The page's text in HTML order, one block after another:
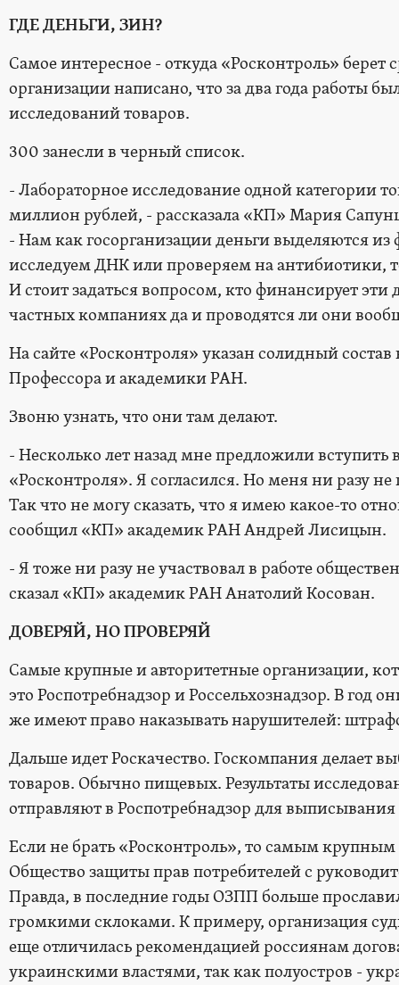
ГДЕ ДЕНЬГИ, ЗИН?
Самое интересное - откуда «Росконтроль» берет
организации написано, что за два года работы
исследований товаров.
300 занесли в черный список.
- Лабораторное исследование одной категории
миллион рублей, - рассказала «КП» Мария
- Нам как госорганизации деньги выделяются
исследуем ДНК или проверяем на антибиотики,
И стоит задаться вопросом, кто финансирует
частных компаниях да и проводятся ли они
На сайте «Росконтроля» указан солидный состав
Профессора и академики РАН.
Звоню узнать, что они там делают.
- Несколько лет назад мне предложили вступить
«Росконтроля». Я согласился. Но меня ни разу
Так что не могу сказать, что я имею какое-то
сообщил «КП» академик РАН Андрей Лисицын.
- Я тоже ни разу не участвовал в работе
сказал «КП» академик РАН Анатолий Косован.
ДОВЕРЯЙ, НО ПРОВЕРЯЙ
Самые крупные и авторитетные организации,
это Роспотребнадзор и Россельхознадзор. В год
же имеют право наказывать нарушителей:
Дальше идет Роскачество. Госкомпания делает
товаров. Обычно пищевых. Результаты
отправляют в Роспотребнадзор для
Если не брать «Росконтроль», то самым
Общество защиты прав потребителей с
Правда, в последние годы ОЗПП больше
громкими склоками. К примеру, организация
еще отличилась рекомендацией россиянам
украинскими властями, так как полуостров -